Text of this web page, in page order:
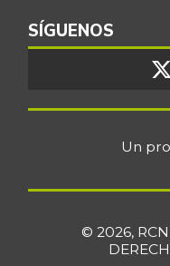
SÍGUENOS
Un
© 2026,